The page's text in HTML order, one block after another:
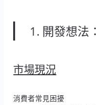
1. 開發想法
市場現況
消費者常見困擾